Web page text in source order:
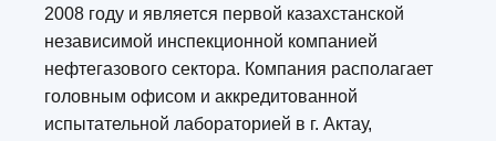
2008 году и является первой казахстанской
независимой инспекционной компанией
нефтегазового сектора. Компания располагает
головным офисом и аккредитованной
испытательной лабораторией в г. Актау,